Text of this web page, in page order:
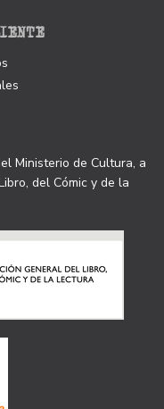
Ministerio de Cultura, a
del Cómic y de la